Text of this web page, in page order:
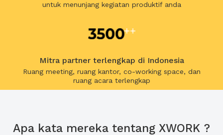
untuk menunjang kegiatan produktif anda
Mitra partner terlengkap di Indonesia
Ruang meeting, ruang kantor, co-working space, dan
ruang acara terlengkap
Apa kata mereka tentang XWORK ?